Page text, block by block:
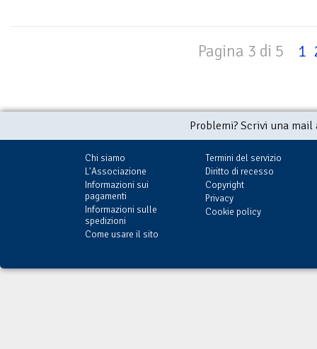
Pagina 3 di 5 1
Problemi? Scrivi una
Chi siamo
L'Associazione
Informazioni sui
pagamenti
Informazioni sulle
spedizioni
Come usare il sito
Termini del servizio
Diritto di recesso
Copyright
Privacy
Cookie policy